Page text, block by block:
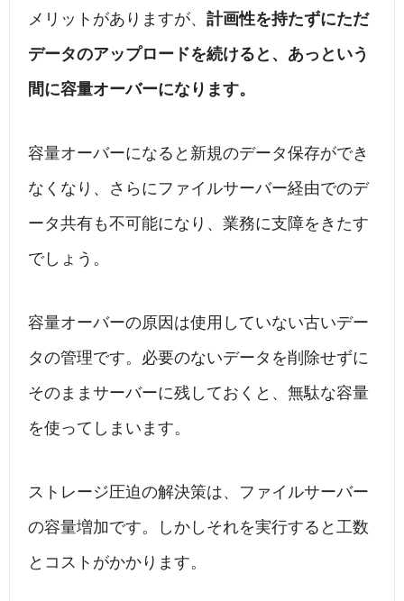
メリットがありますが、 計画性を持たずにただ
データのアップロードを続けると、あっという
間に容量オーバーになります。
容量オーバーになると新規のデータ保存ができ
なくなり、さらにファイルサーバー経由でのデ
ータ共有も不可能になり、業務に支障をきたす
でしょう。
容量オーバーの原因は使用していない古いデー
タの管理です。必要のないデータを削除せずに
そのままサーバーに残しておくと、無駄な容量
を使ってしまいます。
ストレージ圧迫の解決策は、ファイルサーバー
の容量増加です。しかしそれを実行すると工数
とコストがかかります。